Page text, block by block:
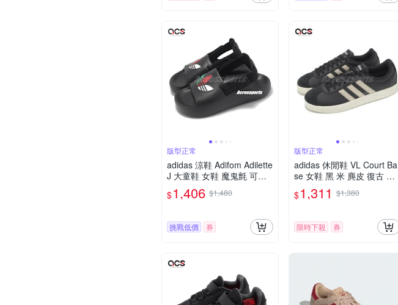
版型正常
adidas 涼鞋 Adifom Adilette
J 大童鞋 女鞋 魔鬼氈 可拆
式 緩衝 小朋友 休閒鞋 愛迪
達 JP5522
$1,406 $1,480
挑戰低價 券
版型正常
adidas 休閒鞋 VL Court Ba
se 女鞋 黑 米 麂皮 復古 愛
迪達 JQ3047
$1,311 $1,380
限時下殺 券